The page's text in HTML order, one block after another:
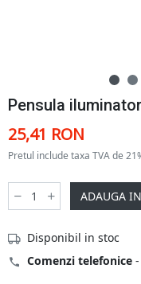
Pensula
25,41 RON
Pretul include taxa TVA de
ADAUGA
Disponibil in stoc
Comenzi telefonice -